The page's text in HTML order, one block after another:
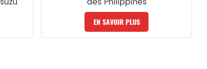
EN SAVOIR PLUS